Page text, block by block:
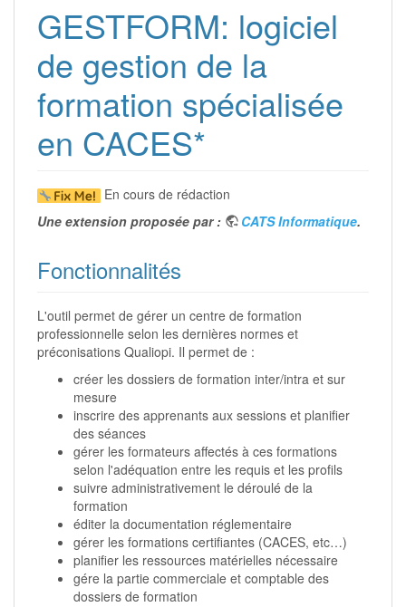
GESTFORM: logiciel
de gestion de la
formation spécialisée
en CACES*
En cours de rédaction
Une extension proposée par :
CATS Informatique.
Fonctionnalités
L'outil permet de gérer un centre de formation
professionnelle selon les dernières normes et
préconisations Qualiopi. Il permet de :
créer les dossiers de formation inter/intra et sur
mesure
inscrire des apprenants aux sessions et planifier
des séances
gérer les formateurs affectés à ces formations
selon l'adéquation entre les requis et les profils
suivre administrativement le déroulé de la
formation
éditer la documentation réglementaire
gérer les formations certifiantes (CACES, etc…)
planifier les ressources matérielles nécessaire
gére la partie commerciale et comptable des
dossiers de formation